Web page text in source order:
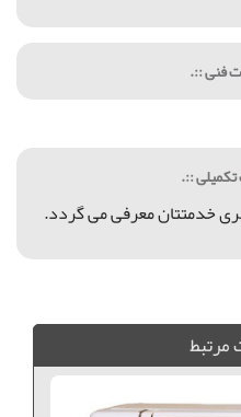
فنی ::.
::.
خدمتتان معرفی می گردد.